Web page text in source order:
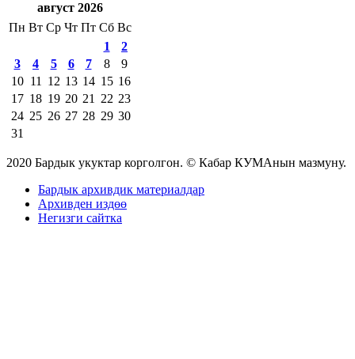
август 2026
Пн Вт Ср Чт Пт Сб Вс
1
2
3
4 5 6 7 8
9
10 11 12 13 14 15 16
17 18 19 20 21 22 23
24 25 26 27 28 29 30
31
2020 Бардык укуктар корголгон. © Кабар КУМАнын мазмуну.
Бардык архивдик материалдар
Архивден издөө
Негизги сайтка